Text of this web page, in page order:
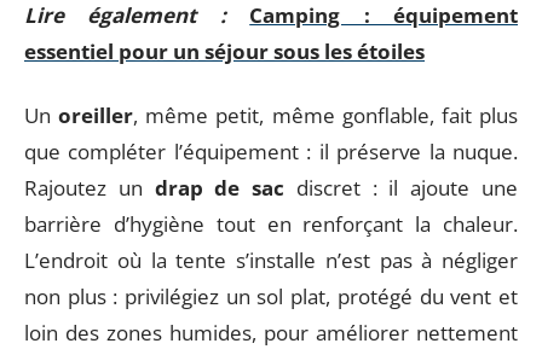
Lire également :
Camping : équipement
essentiel pour un séjour sous les étoiles
Unoreiller, même petit, même gonflable, fait plus
que compléter l’équipement : il préserve la nuque.
Rajoutez un drap de sac discret : il ajoute une
barrière d’hygiène tout en renforçant la chaleur.
L’endroit où la tente s’installe n’est pas à négliger
non plus : privilégiez un sol plat, protégé du vent et
loin des zones humides, pour améliorer nettement